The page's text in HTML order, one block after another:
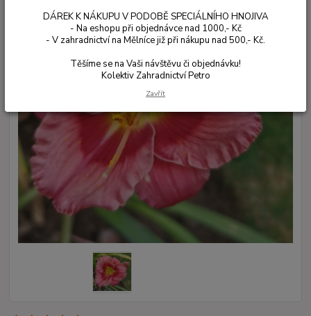
DÁREK K NÁKUPU V PODOBĚ SPECIÁLNÍHO HNOJIVA
- Na eshopu při objednávce nad 1000,- Kč
- V zahradnictví na Mělníce již při nákupu nad 500,- Kč.
Těšíme se na Vaši návštěvu či objednávku!
Kolektiv Zahradnictví Petro
Zavřít